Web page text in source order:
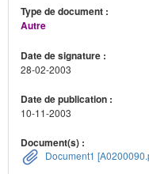
Type de document :
Autre
Date de signature :
28-02-2003
Date de publication :
10-11-2003
Document(s) :
Document1